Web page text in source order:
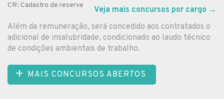
CR: Cadastro de reserva Veja mais concursos por cargo →
Além da remuneração, será concedido aos contratados o
adicional de insalubridade, condicionado ao laudo técnico
de condições ambientais de trabalho.
MAIS CONCURSOS ABERTOS